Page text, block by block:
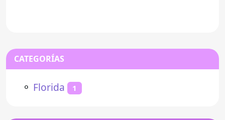
CATEGORÍAS
⚬ Florida 1